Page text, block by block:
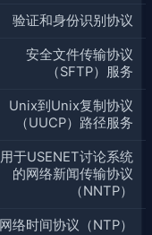
验证和身份识别协议
安全文件传输协议
（SFTP）服务
Unix到Unix复制协议
（UUCP）路径服务
用于USENET讨论系统
的网络新闻传输协议
（NNTP）
网络时间协议（NTP）